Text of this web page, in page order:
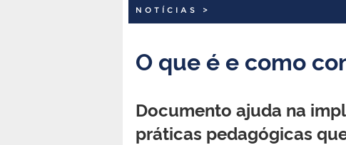
NOTÍCIAS >
O que é e como
Documento ajuda na
práticas pedagógicas